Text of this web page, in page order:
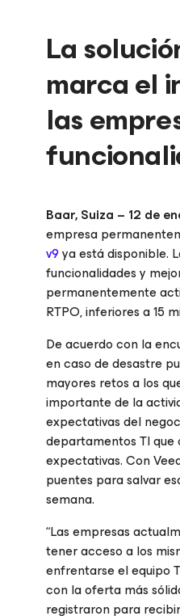
La
marca el
las
Baar, Suiza – 12 de
empresa
v9ya está disponible.
funcionalidades y
permanentemente
RTPO, inferiores a 15
De acuerdo con la
en caso de desastre
mayores retos a los
importante de la
expectativas del
departamentos TI que
expectativas. Con
puentes para salvar
semana.
“Las empresas
tener acceso a los
enfrentarse el equipo
con la oferta más
registraron para